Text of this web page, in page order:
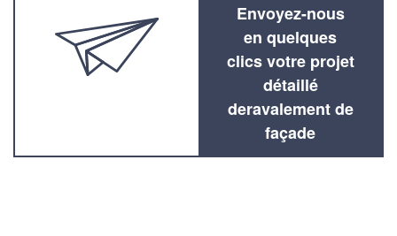
Envoyez-nous
en quelques
clics votre projet
détaillé
deravalement de
façade